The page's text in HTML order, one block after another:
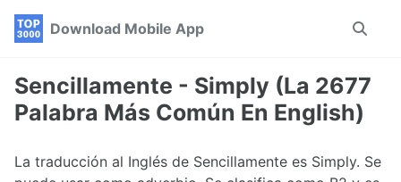
Skip
navigation
Skip
Skip
Download Mobile App
Toggle
Sencillamente - Simply (La 2677
Palabra Más Común En English)
La traducción al Inglés de Sencillamente es Simply. Se